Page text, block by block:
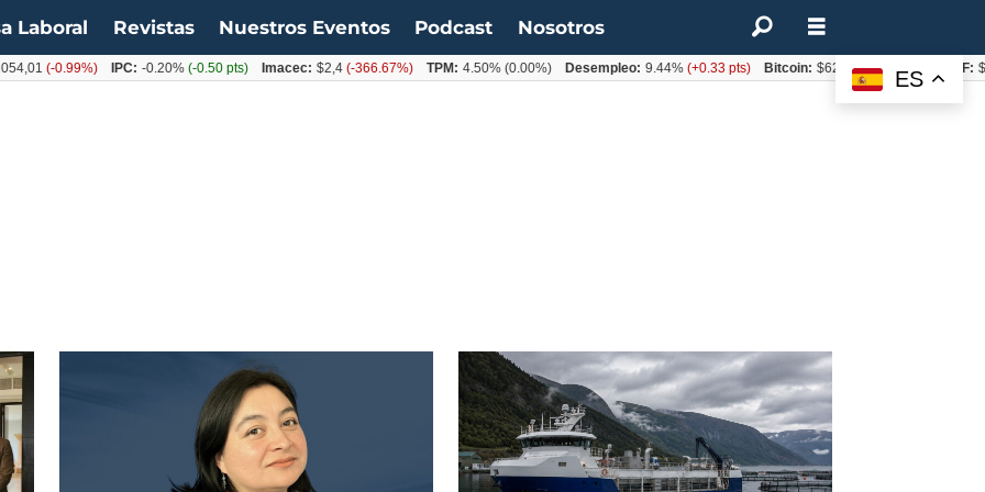
Laboral Revistas Nuestros Eventos Podcast Nosotros
ES
IPC: -0.20%(-0.50 pts) Imacec: $2,4(-366.67%) TPM: 4.50%(0.00%) Desempleo: 9.44%(+0.33 pts) Bitcoin: $62.760,11(-1.74%)